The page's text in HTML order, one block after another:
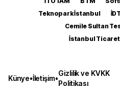
Teknopark İstanbul
Cemile Sultan
İstanbul
Künye•İletişim•
Gizlilik ve KVKK
Politikası